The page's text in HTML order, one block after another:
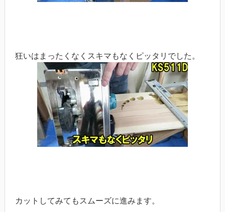
狂いはまったくなくスキマもなくピッタリでした。
カットしてみてもスムーズに進みます。